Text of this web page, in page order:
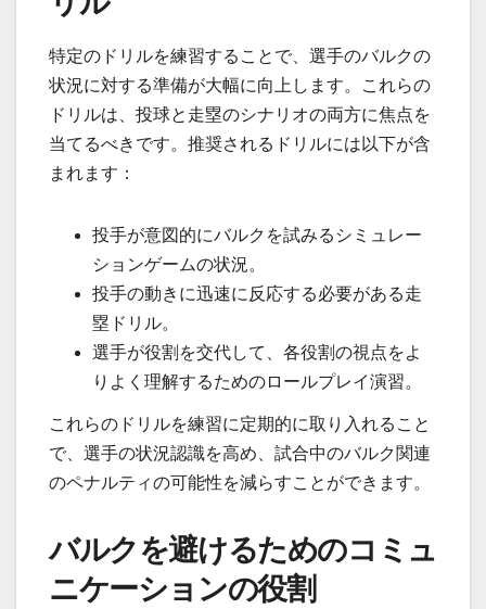
特定のドリルを練習することで、選手のバルクの
状況に対する準備が大幅に向上します。これらの
ドリルは、投球と走塁のシナリオの両方に焦点を
当てるべきです。推奨されるドリルには以下が含
まれます：
投手が意図的にバルクを試みるシミュレー
ションゲームの状況。
投手の動きに迅速に反応する必要がある走
塁ドリル。
選手が役割を交代して、各役割の視点をよ
りよく理解するためのロールプレイ演習。
これらのドリルを練習に定期的に取り入れること
で、選手の状況認識を高め、試合中のバルク関連
のペナルティの可能性を減らすことができます。
バルクを避けるためのコミュ
ニケーションの役割